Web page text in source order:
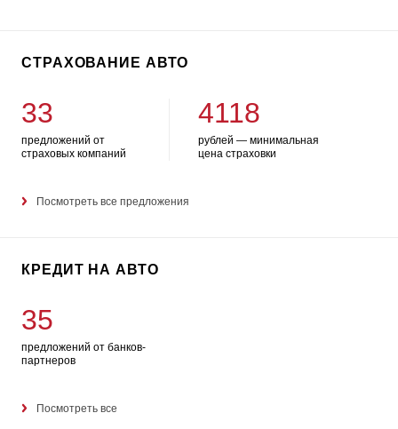
СТРАХОВАНИЕ АВТО
33
предложений от
страховых компаний
4118
рублей — минимальная
цена страховки
Посмотреть все предложения
КРЕДИТ НА АВТО
35
предложений от банков-
партнеров
Посмотреть все